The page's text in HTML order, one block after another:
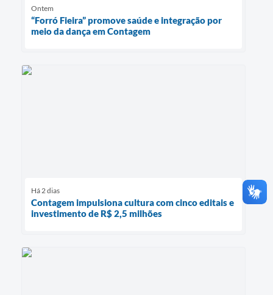
Ontem
“Forró Fieira” promove saúde e integração por
meio da dança em Contagem
Há 2 dias
Contagem impulsiona cultura com cinco editais e
investimento de R$ 2,5 milhões